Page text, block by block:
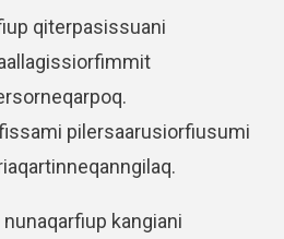
qiterpasissuani
pilersaarusiorfiusumi
kangiani